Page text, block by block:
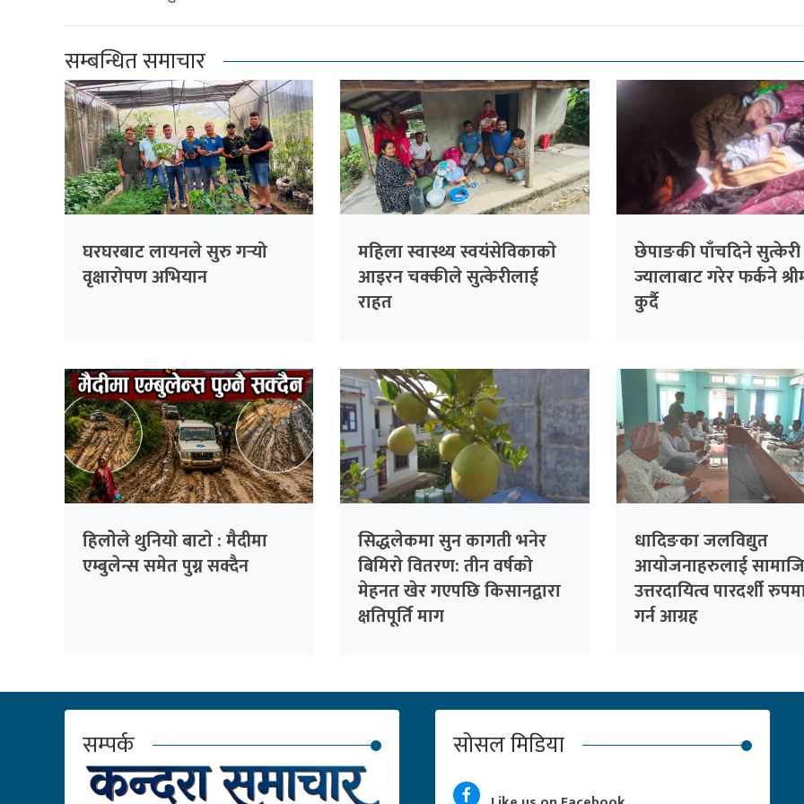
सम्बन्धित समाचार
घरघरबाट लायनले सुरु गर्‍यो
वृक्षारोपण अभियान
महिला स्वास्थ्य स्वयंसेविकाकाे
आइरन चक्कीले सुत्केरीलाई
राहत
छेपाङकी पाँचदिने सुत्केरी
ज्यालाबाट गरेर फर्कने
कुर्दै
हिलाेेले थुनियाे बाटाे : मैदीमा
एम्बुलेन्स समेत पुग्न सक्दैन
सिद्धलेकमा सुन कागती भनेर
बिमिरो वितरण: तीन वर्षको
मेहनत खेर गएपछि किसानद्वारा
क्षतिपूर्ति माग
धादिङका जलविद्युत
आयाेजनाहरुलाई
उत्तरदायित्व पारदर्शी
गर्न आग्रह
सम्पर्क सोसल मिडिया